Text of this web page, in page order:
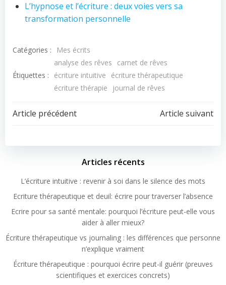
L’hypnose et l’écriture : deux voies vers sa
transformation personnelle
Catégories : Mes écrits
Étiquettes :
analyse des rêves
carnet de rêves
écriture intuitive
écriture thérapeutique
écriture thérapie
journal de rêves
Article précédent Article suivant
Articles récents
L’écriture intuitive : revenir à soi dans le silence des mots
Ecriture thérapeutique et deuil: écrire pour traverser l’absence
Ecrire pour sa santé mentale: pourquoi l’écriture peut-elle vous
aider à aller mieux?
Écriture thérapeutique vs journaling : les différences que personne
n’explique vraiment
Écriture thérapeutique : pourquoi écrire peut-il guérir (preuves
scientifiques et exercices concrets)